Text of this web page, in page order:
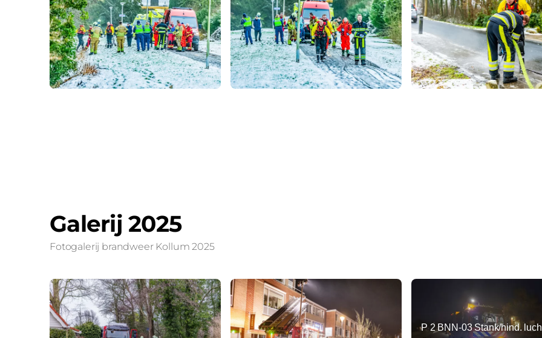
Galerij 2025
Fotogalerij brandweer Kollum 2025
P 2 BNN-03 Stank/hind.